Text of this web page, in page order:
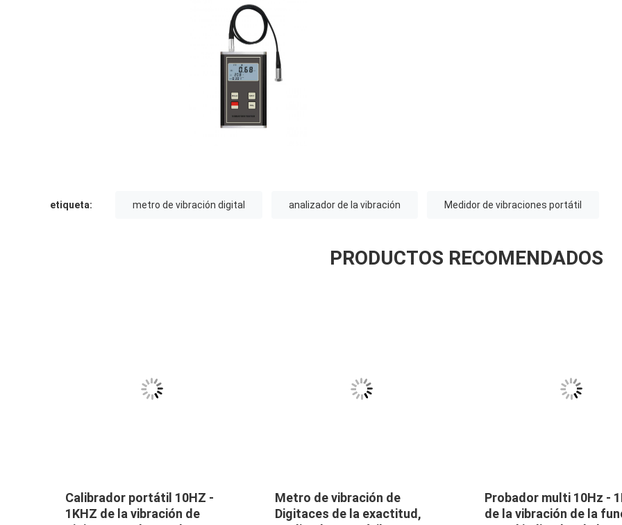
etiqueta: metro de vibración digital analizador de la vibración Medidor de vibraciones portátil
PRODUCTOS RECOMENDADOS
Calibrador portátil 10HZ -
1KHZ de la vibración de
Metro de vibración de
Digitaces de la exactitud,
Probador multi 10Hz -
de la vibración de la